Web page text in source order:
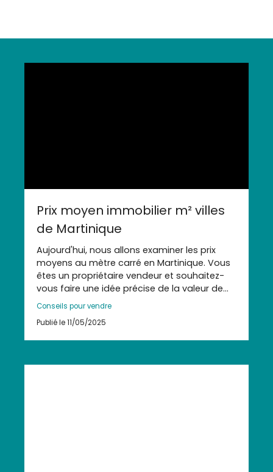
Prix moyen immobilier m² villes
de Martinique
Aujourd'hui, nous allons examiner les prix
moyens au mètre carré en Martinique. Vous
êtes un propriétaire vendeur et souhaitez-
vous faire une idée précise de la valeur de
votre bien immobilier. Vous êtes à la bonne
adresse ici.
Conseils pour vendre
Publié le 11/05/2025